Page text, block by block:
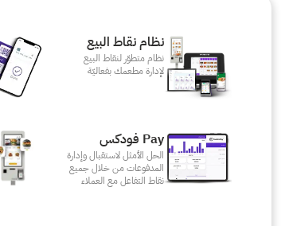
نظام نقاط البيع
نظام متطوّر لنقاط البيع
لإدارة مطعمك بفعاليّة
Pay فودكس
الحل الأمثل لاستقبال وإدارة
المدفوعات من خلال جميع
نقاط التفاعل مع العملاء